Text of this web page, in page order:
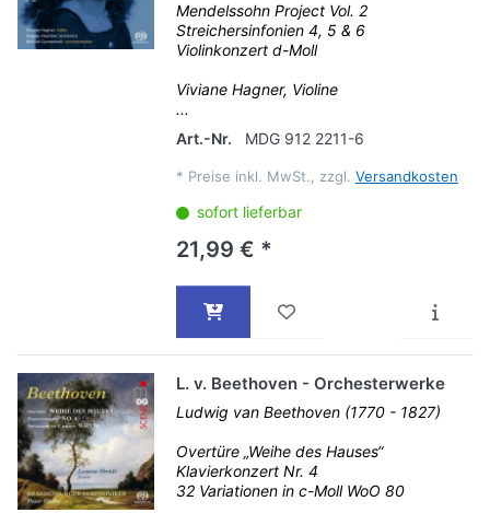
Mendelssohn Project Vol. 2
Streichersinfonien 4, 5 & 6
Violinkonzert d-Moll
Viviane Hagner, Violine
...
Art.-Nr.
MDG 912 2211-6
* Preise inkl. MwSt., zzgl. Versandkosten
sofort lieferbar
21,99 € *
L. v. Beethoven - Orchesterwerke
Ludwig van Beethoven (1770 - 1827)
Overtüre „Weihe des Hauses“
Klavierkonzert Nr. 4
32 Variationen in c-Moll WoO 80